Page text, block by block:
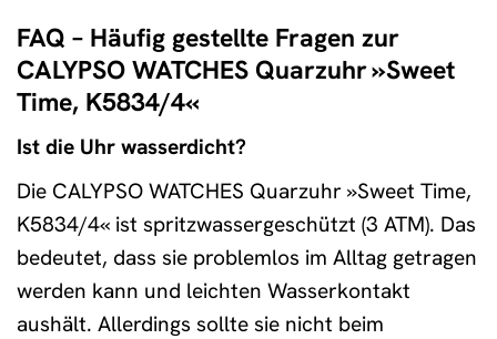
FAQ – Häufig gestellte Fragen zur
CALYPSO WATCHES Quarzuhr »Sweet
Time, K5834/4«
Ist die Uhr wasserdicht?
Die CALYPSO WATCHES Quarzuhr »Sweet Time,
K5834/4« ist spritzwassergeschützt (3 ATM). Das
bedeutet, dass sie problemlos im Alltag getragen
werden kann und leichten Wasserkontakt
aushält. Allerdings sollte sie nicht beim